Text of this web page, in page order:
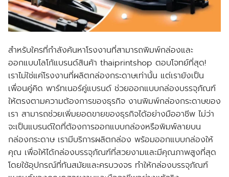
สำหรับใครที่กำลังค้นหาโรงงานที่สามารถพิมพ์กล่องและ
ออกแบบโลโก้แบรนด์สินค้า thaiprintshop ตอบโจทย์ที่สุด!
เราไม่ใช่แค่โรงงานที่ผลิตกล่องกระดาษเท่านั้น แต่เรายังเป็น
เพื่อนคู่คิด พาร์ทเนอร์คู่แบรนด์ ช่วยออกแบบกล่องบรรจุภัณฑ์
ให้ตรงตามความต้องการของธุรกิจ งานพิมพ์กล่องกระดาษของ
เรา สามารถช่วยเพิ่มยอดขายของธุรกิจได้อย่างมืออาชีพ ไม่ว่า
จะเป็นแบรนด์ใดที่ต้องการออกแบบกล่องหรือพิมพ์ลายบน
กล่องกระดาษ เรามีบริการผลิตกล่อง พร้อมออกแบบกล่องให้
คุณ เพื่อให้ได้กล่องบรรจุภัณฑ์ที่สวยงามและมีคุณภาพสูงที่สุด
โดยใช้อุปกรณ์ที่ทันสมัยและครบวงจร ทำให้กล่องบรรจุภัณฑ์